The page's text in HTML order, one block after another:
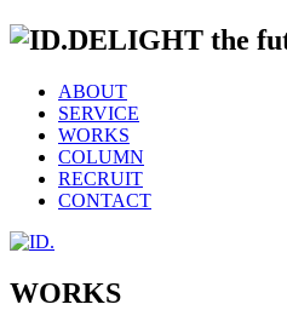
DELIGHT the
ABOUT
SERVICE
WORKS
COLUMN
RECRUIT
CONTACT
WORKS